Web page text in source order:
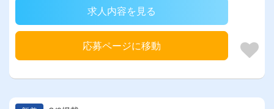
求人内容を見る
応募ページに移動